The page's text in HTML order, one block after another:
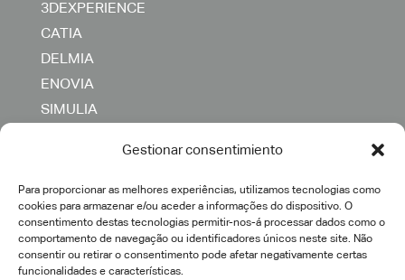
Gestionar consentimiento
Para proporcionar as melhores experiências, utilizamos tecnologias como
cookies para armazenar e/ou aceder a informações do dispositivo. O
consentimento destas tecnologias permitir-nos-á processar dados como o
comportamento de navegação ou identificadores únicos neste site. Não
consentir ou retirar o consentimento pode afetar negativamente certas
funcionalidades e características.
3DEXPERIENCE
CATIA
DELMIA
ENOVIA
SIMULIA
SERVIÇOS
Consultoria
Transformação Digital